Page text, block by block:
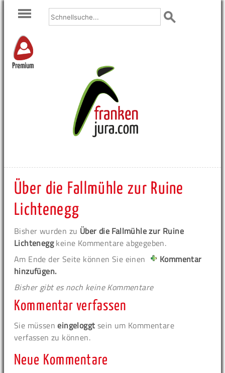
Premium
Über die Fallmühle zur Ruine
Lichtenegg
Bisher wurden zu Über die Fallmühle zur Ruine
Lichteneggkeine Kommentare abgegeben.
Am Ende der Seite können Sie einen
Kommentar
hinzufügen.
Bisher gibt es noch keine Kommentare
Kommentar verfassen
Sie müsseneingeloggt sein um Kommentare
verfassen zu können.
Neue Kommentare